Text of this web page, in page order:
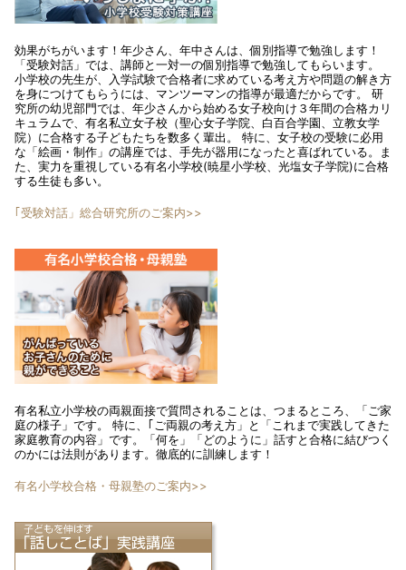
効果がちがいます！年少さん、年中さんは、個別指導で勉強します！
「受験対話」では、講師と一対一の個別指導で勉強してもらいます。
小学校の先生が、入学試験で合格者に求めている考え方や問題の解き方
を身につけてもらうには、マンツーマンの指導が最適だからです。 研
究所の幼児部門では、年少さんから始める女子校向け３年間の合格カリ
キュラムで、有名私立女子校（聖心女子学院、白百合学園、立教女学
院）に合格する子どもたちを数多く輩出。 特に、女子校の受験に必用
な「絵画・制作」の講座では、手先が器用になったと喜ばれている。ま
た、実力を重視している有名小学校(暁星小学校、光塩女子学院)に合格
する生徒も多い。
｢受験対話」総合研究所のご案内>>
有名私立小学校の両親面接で質問されることは、つまるところ、「ご家
庭の様子」です。 特に、｢ご両親の考え方」と「これまで実践してきた
家庭教育の内容」です。「何を」「どのように」話すと合格に結びつく
のかには法則があります。徹底的に訓練します！
有名小学校合格・母親塾のご案内>>